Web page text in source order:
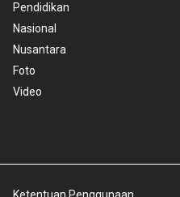
Pendidikan
Nasional
Nusantara
Foto
Video